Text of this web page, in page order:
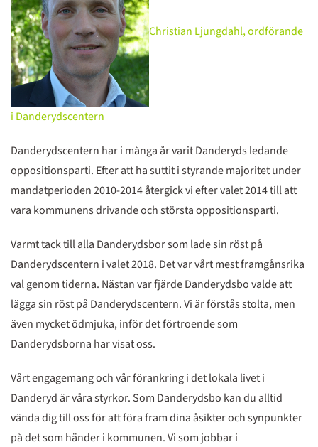
Christian Ljungdahl, ordförande
i Danderydscentern
Danderydscentern har i många år varit Danderyds ledande
oppositionsparti. Efter att ha suttit i styrande majoritet under
mandatperioden 2010-2014 återgick vi efter valet 2014 till att
vara kommunens drivande och största oppositionsparti.
Varmt tack till alla Danderydsbor som lade sin röst på
Danderydscentern i valet 2018. Det var vårt mest framgånsrika
val genom tiderna. Nästan var fjärde Danderydsbo valde att
lägga sin röst på Danderydscentern. Vi är förstås stolta, men
även mycket ödmjuka, inför det förtroende som
Danderydsborna har visat oss.
Vårt engagemang och vår förankring i det lokala livet i
Danderyd är våra styrkor. Som Danderydsbo kan du alltid
vända dig till oss för att föra fram dina åsikter och synpunkter
på det som händer i kommunen. Vi som jobbar i